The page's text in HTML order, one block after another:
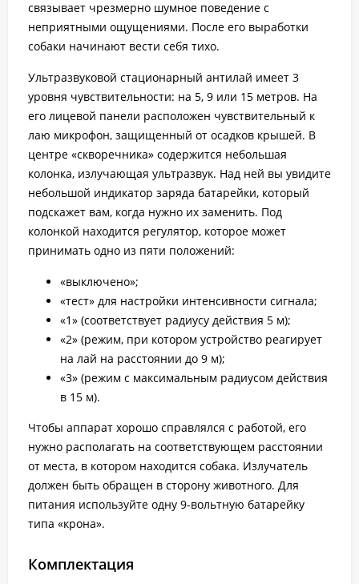
связывает чрезмерно шумное поведение с
неприятными ощущениями. После его выработки
собаки начинают вести себя тихо.
Ультразвуковой стационарный антилай имеет 3
уровня чувствительности: на 5, 9 или 15 метров. На
его лицевой панели расположен чувствительный к
лаю микрофон, защищенный от осадков крышей. В
центре «скворечника» содержится небольшая
колонка, излучающая ультразвук. Над ней вы увидите
небольшой индикатор заряда батарейки, который
подскажет вам, когда нужно их заменить. Под
колонкой находится регулятор, которое может
принимать одно из пяти положений:
«выключено»;
«тест» для настройки интенсивности сигнала;
«1» (соответствует радиусу действия 5 м);
«2» (режим, при котором устройство реагирует
на лай на расстоянии до 9 м);
«3» (режим с максимальным радиусом действия
в 15 м).
Чтобы аппарат хорошо справлялся с работой, его
нужно располагать на соответствующем расстоянии
от места, в котором находится собака. Излучатель
должен быть обращен в сторону животного. Для
питания используйте одну 9-вольтную батарейку
типа «крона».
Комплектация